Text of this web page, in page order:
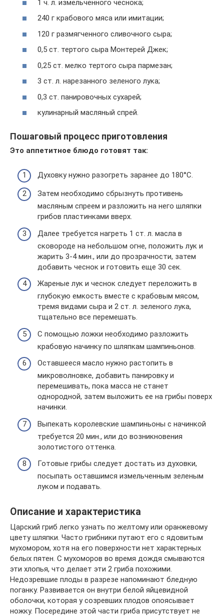
1 ч. л. измельченного чеснока;
240 г крабового мяса или имитации;
120 г размягченного сливочного сыра;
0,5 ст. тертого сыра Монтерей Джек;
0,25 ст. мелко тертого сыра пармезан;
3 ст. л. нарезанного зеленого лука;
0,3 ст. панировочных сухарей;
кулинарный масляный спрей.
Пошаговый процесс приготовления
Это аппетитное блюдо готовят так:
Духовку нужно разогреть заранее до 180°С.
Затем необходимо сбрызнуть противень
масляным спреем и разложить на него шляпки
грибов пластинками вверх.
Далее требуется нагреть 1 ст. л. масла в
сковороде на небольшом огне, положить лук и
жарить 3-4 мин., или до прозрачности, затем
добавить чеснок и готовить еще 30 сек.
Жареные лук и чеснок следует переложить в
глубокую емкость вместе с крабовым мясом,
тремя видами сыра и 2 ст. л. зеленого лука,
тщательно все перемешать.
С помощью ложки необходимо разложить
крабовую начинку по шляпкам шампиньонов.
Оставшееся масло нужно растопить в
микроволновке, добавить панировку и
перемешивать, пока масса не станет
однородной, затем выложить ее на грибы поверх
начинки.
Выпекать королевские шампиньоны с начинкой
требуется 20 мин., или до возникновения
золотистого оттенка.
Готовые грибы следует достать из духовки,
посыпать оставшимся измельченным зеленым
луком и подавать.
Описание и характеристика
Царский гриб легко узнать по желтому или оранжевому
цвету шляпки. Часто грибники путают его с ядовитым
мухомором, хотя на его поверхности нет характерных
белых пятен. С мухоморов во время дождя смываются
эти хлопья, что делает эти 2 гриба похожими.
Недозревшие плоды в разрезе напоминают бледную
поганку. Развивается он внутри белой яйцевидной
оболочки, которая у созревших плодов опоясывает
ножку. Посередине этой части гриба присутствует не